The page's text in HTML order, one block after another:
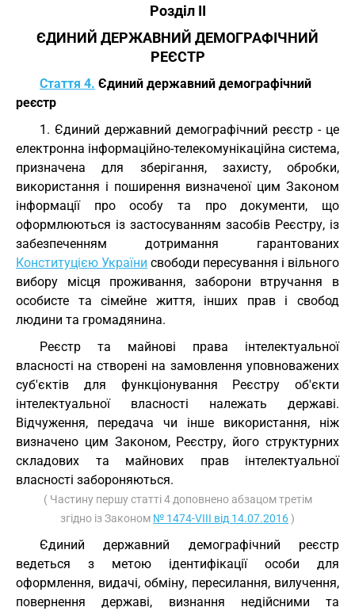
Розділ II
ЄДИНИЙ ДЕРЖАВНИЙ ДЕМОГРАФІЧНИЙ
РЕЄСТР
Стаття 4. Єдиний державний демографічний
реєстр
1. Єдиний державний демографічний реєстр - це
електронна інформаційно-телекомунікаційна система,
призначена для зберігання, захисту, обробки,
використання і поширення визначеної цим Законом
інформації про особу та про документи, що
оформлюються із застосуванням засобів Реєстру, із
забезпеченням дотримання гарантованих
Конституцією України свободи пересування і вільного
вибору місця проживання, заборони втручання в
особисте та сімейне життя, інших прав і свобод
людини та громадянина.
Реєстр та майнові права інтелектуальної
власності на створені на замовлення уповноважених
суб'єктів для функціонування Реєстру об'єкти
інтелектуальної власності належать державі.
Відчуження, передача чи інше використання, ніж
визначено цим Законом, Реєстру, його структурних
складових та майнових прав інтелектуальної
власності забороняються.
( Частину першу статті 4 доповнено абзацом третім
згідно із Законом № 1474-VIII від 14.07.2016)
Єдиний державний демографічний реєстр
ведеться з метою ідентифікації особи для
оформлення, видачі, обміну, пересилання, вилучення,
повернення державі, визнання недійсними та